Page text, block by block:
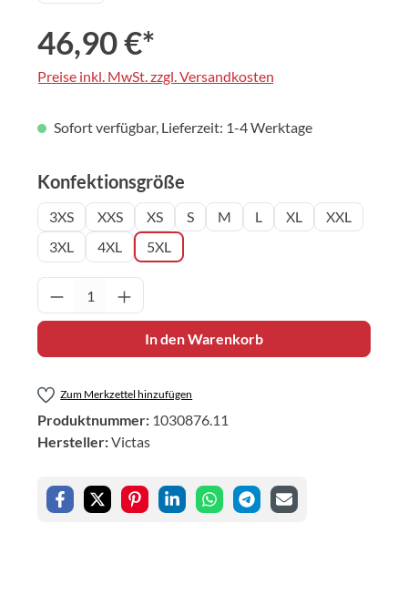
46,90 €*
Preise inkl. MwSt. zzgl. Versandkosten
Sofort verfügbar, Lieferzeit: 1-4 Werktage
Konfektionsgröße
3XS XXS XS S M L XL
XXL
3XL
4XL 5XL
Produkt Anzahl: Gib den gewünschten
In den Warenkorb
Zum Merkzettel hinzufügen
Produktnummer: 1030876.11
Hersteller:Victas